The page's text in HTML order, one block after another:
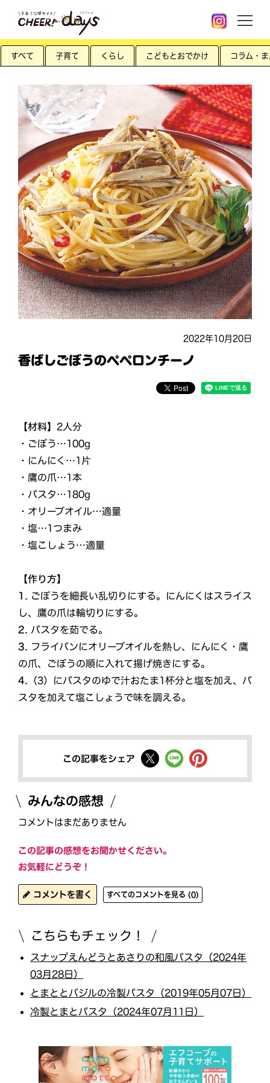
すべて 子育て くらし こどもとおでかけ コラム・
2022年10月20日
香ばしごぼうのペペロンチーノ
【材料】 2人分
・ごぼう…100g
・にんにく…1片
・鷹の爪…1本
・パスタ…180g
・オリーブオイル…適量
・塩…1つまみ
・塩こしょう…適量
【作り方】
1. ごぼうを細長い乱切りにする。にんにくはスライス
し、鷹の爪は輪切りにする。
2. パスタを茹でる。
3. フライパンにオリーブオイルを熱し、にんにく・鷹
の爪、ごぼうの順に入れて揚げ焼きにする。
4. （3）にパスタのゆで汁おたま1杯分と塩を加え、パ
スタを加えて塩こしょうで味を調える。
この記事をシェア
みんなの感想
コメントはまだありません
この記事の感想をお聞かせください。
お気軽にどうぞ！
コメントを書く すべてのコメントを見る (0)
こちらもチェック！
スナップえんどうとあさりの和風パスタ（2024年
03月28日）
とまととバジルの冷製パスタ（2019年05月07日）
冷製とまとパスタ（2024年07月11日）